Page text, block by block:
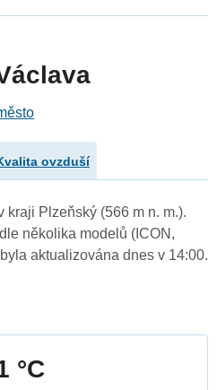
ovzduší
kraji Plzeňský (566 m n. m.).
několika modelů (ICON,
aktualizována dnes v 14:00.
°C